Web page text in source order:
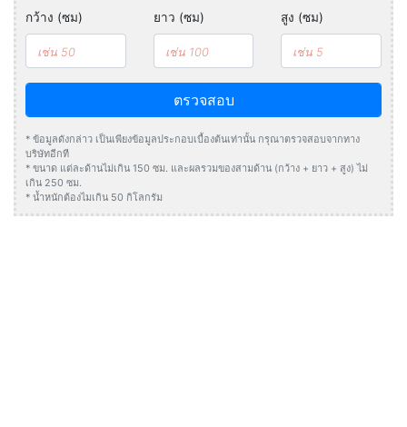
กว้าง (ซม) ยาว (ซม) สูง (ซม)
ตรวจสอบ
* ข้อมูลดังกล่าว เป็นเพียงข้อมูลประกอบเบื้องต้นเท่านั้น กรุณาตรวจสอบจากทาง
บริษัทอีกที
* ขนาด แต่ละด้านไม่เกิน 150 ซม. และผลรวมของสามด้าน (กว้าง + ยาว + สูง) ไม่
เกิน 250 ซม.
* น้ำหนักต้องไมเกิน 50 กิโลกรัม